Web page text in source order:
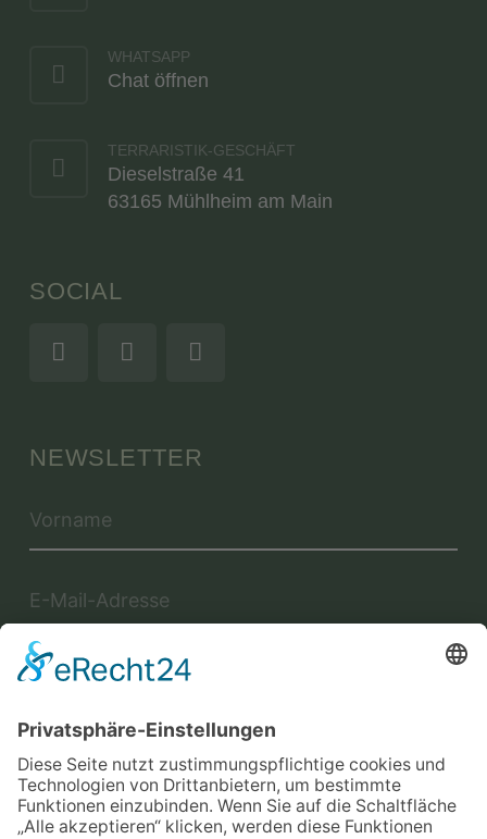
WHATSAPP
Chat öffnen
TERRARISTIK-GESCHÄFT
Dieselstraße 41
63165 Mühlheim am Main
SOCIAL
NEWSLETTER
Jetzt anmelden
Mit der Eintragung in dem Newsletter erkläre ich mich mit der
Datenschutzerklärungvon Terraristik District einverstanden.